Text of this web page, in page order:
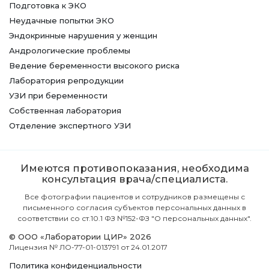
Подготовка к ЭКО
Неудачные попытки ЭКО
Эндокринные нарушения у женщин
Андрологические проблемы
Ведение беременности высокого риска
Лаборатория репродукции
УЗИ при беременности
Собственная лаборатория
Отделение экспертного УЗИ
Имеются противопоказания, необходима
консультация врача/специалиста.
Все фотографии пациентов и сотрудников размещены с
письменного согласия субъектов персональных данных в
соответствии со ст.10.1 ФЗ №152-ФЗ "О персональных данных".
© ООО «Лаборатории ЦИР» 2026
Лицензия № ЛО-77-01-013791 от 24.01.2017
Политика конфиденциальности